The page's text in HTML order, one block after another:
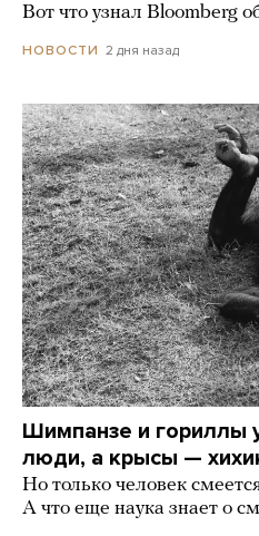
Вот что узнал Bloomberg
НОВОСТИ 2 дня назад
Шимпанзе и гориллы
люди, а крысы —
Но только человек
А что еще наука знает о